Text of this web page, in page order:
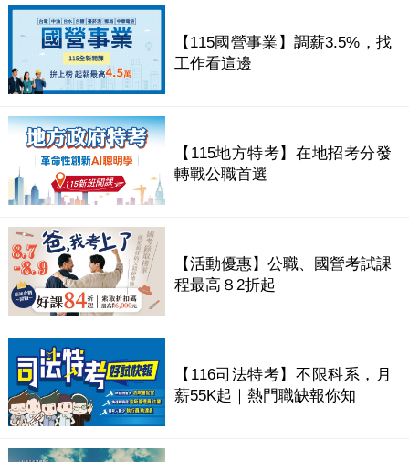
【115國營事業】調薪3.5%，找
工作看這邊
【115地方特考】在地招考分發
轉戰公職首選
【活動優惠】公職、國營考試課
程最高８2折起
【116司法特考】不限科系，月
薪55K起｜熱門職缺報你知